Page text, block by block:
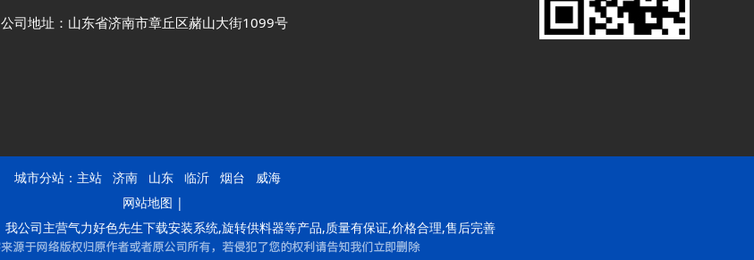
公司地址：山东省济南市章丘区赭山大街1099号
城市分站： 主站 济南 山东 临沂 烟台
威海
网站地图 |
我公司主营气力好色先生下载安装系统,旋转供料器等产品,质量有保证,价格合理,售后完善